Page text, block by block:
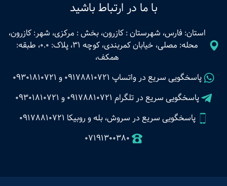
با ما در ارتباط باشید
استان: فارس، شهرستان : کازرون، بخش : مرکزی، شهر: کازرون،
محله: مصلی، خیابان کمربندی، کوچه 31، پلاک: 0.0، طبقه:
همکف،
پاسخگویی سریع در واتساپ 09178810721 و 09301810721
پاسخگویی سریع در تلگرام 09178810721 و 09301810721
پاسخگویی سریع در سروش، بله و روبیکا 09178810721
07191300380